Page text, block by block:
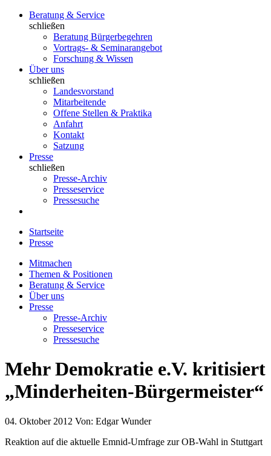
Beratung & Service
schließen
Beratung Bürgerbegehren
Vortrags- & Seminarangebot
Forschung & Wissen
Über uns
schließen
Landesvorstand
Mitarbeitende
Offene Stellen & Praktika
Anfahrt
Kontakt
Satzung
Presse
schließen
Presse-Archiv
Presseservice
Pressesuche
Startseite
Presse
Mitmachen
Themen & Positionen
Beratung & Service
Über uns
Presse
Presse-Archiv
Presseservice
Pressesuche
Mehr Demokratie e.V. kritisiert
„Minderheiten-Bürgermeister“
04. Oktober 2012 Von: Edgar Wunder
Reaktion auf die aktuelle Emnid-Umfrage zur OB-Wahl in Stuttgart